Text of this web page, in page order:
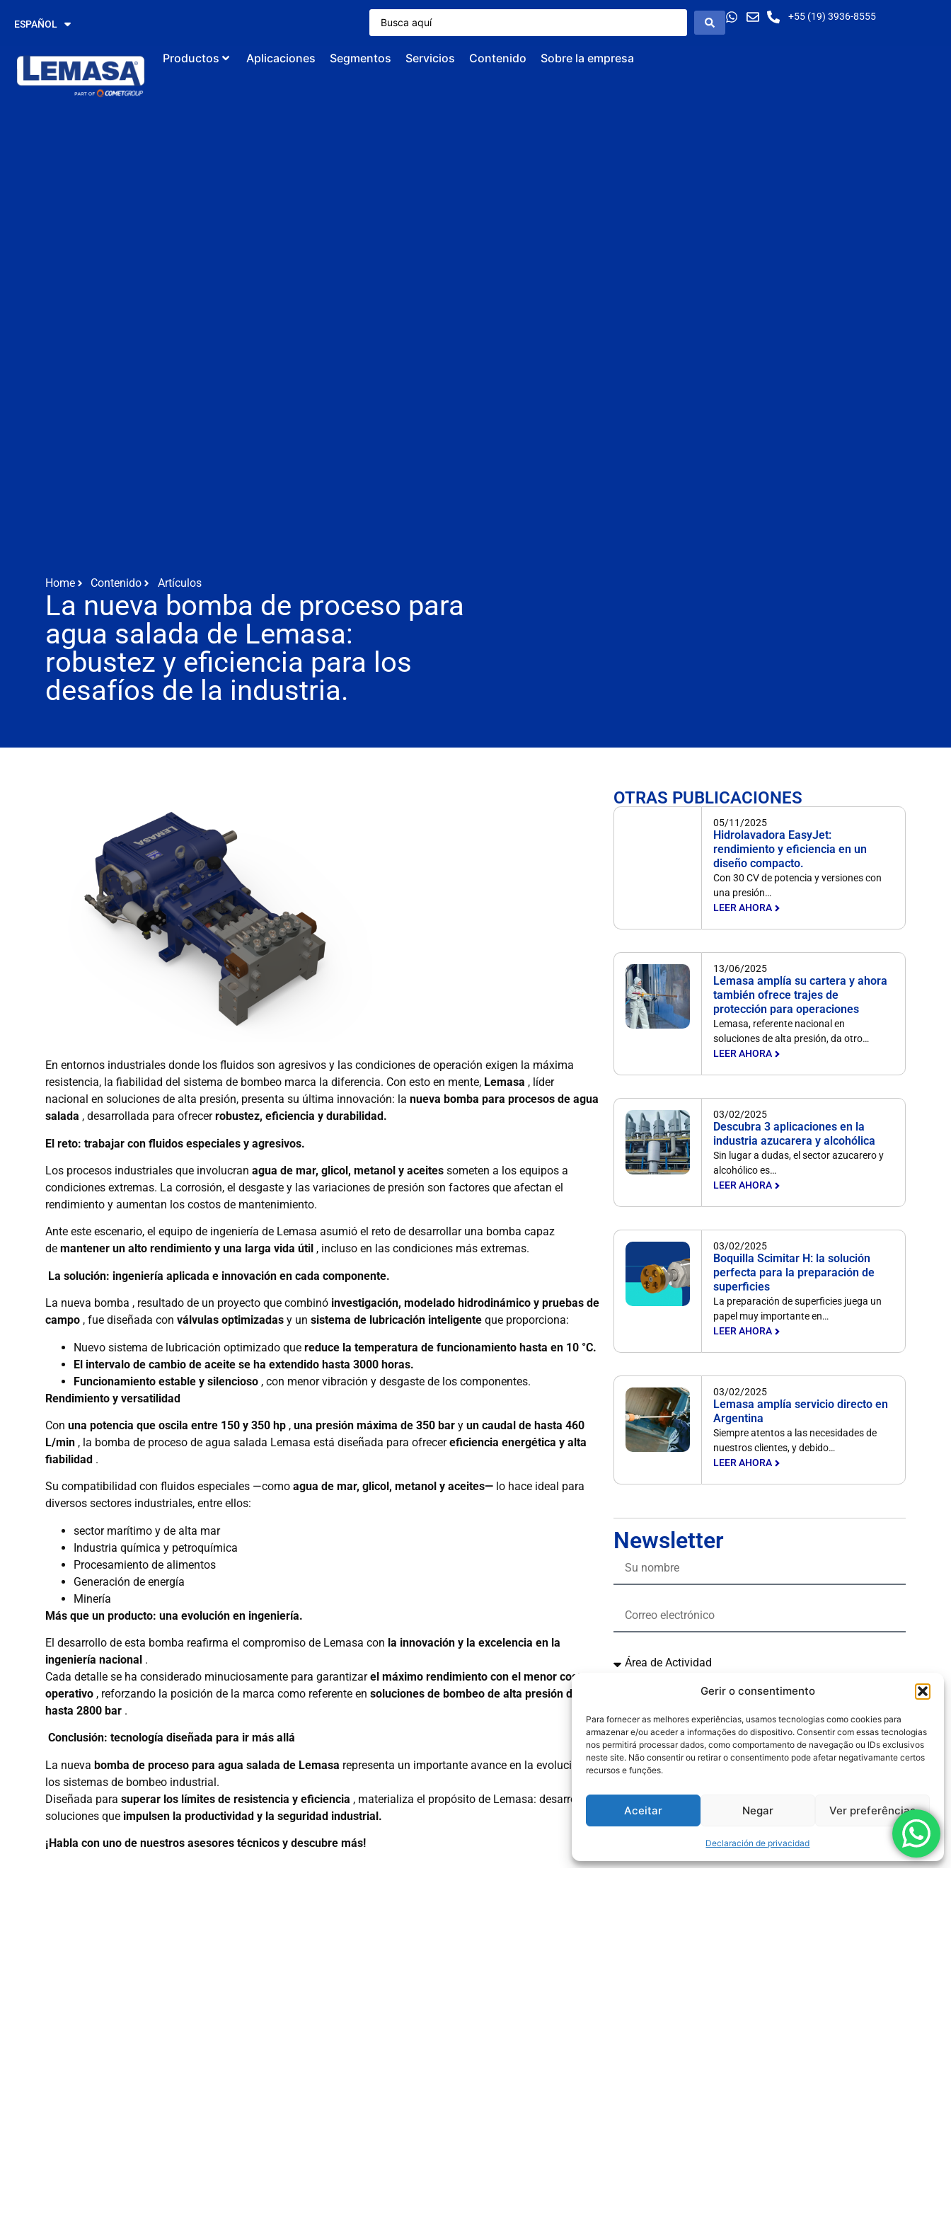
Gerir o consentimento
Para fornecer as melhores experiências, usamos tecnologias como cookies para
armazenar e/ou aceder a informações do dispositivo. Consentir com essas tecnologias
nos permitirá processar dados, como comportamento de navegação ou IDs exclusivos
neste site. Não consentir ou retirar o consentimento pode afetar negativamante certos
recursos e funções.
Aceitar Negar Ver preferências
Declaración de privacidad
ESPAÑOL
ENGLISH
+55 (19) 3936-8555
Productos Aplicaciones Segmentos Servicios Contenido Sobre la empresa
Home Contenido Artículos
La nueva bomba de proceso para
agua salada de Lemasa:
robustez y eficiencia para los
desafíos de la industria.
En entornos industriales donde los fluidos son agresivos y las condiciones de operación exigen la máxima
resistencia, la fiabilidad del sistema de bombeo marca la diferencia. Con esto en mente, Lemasa , líder
nacional en soluciones de alta presión, presenta su última innovación: la nueva bomba para procesos de agua
salada , desarrollada para ofrecerrobustez, eficiencia y durabilidad.
El reto: trabajar con fluidos especiales y agresivos.
Los procesos industriales que involucran agua de mar, glicol, metanol y aceitessometen a los equipos a
condiciones extremas. La corrosión, el desgaste y las variaciones de presión son factores que afectan el
rendimiento y aumentan los costos de mantenimiento.
Ante este escenario, el equipo de ingeniería de Lemasa asumió el reto de desarrollar una bomba capaz
de mantener un alto rendimiento y una larga vida útil , incluso en las condiciones más extremas.
La solución: ingeniería aplicada e innovación en cada componente.
La nueva bomba , resultado de un proyecto que combinó investigación, modelado hidrodinámico y pruebas de
campo, fue diseñada con válvulas optimizadasy un sistema de lubricación inteligenteque proporciona:
Nuevo sistema de lubricación optimizado que reduce la temperatura de funcionamiento hasta en 10 °C.
El intervalo de cambio de aceite se ha extendido hasta 3000 horas.
Funcionamiento estable y silencioso, con menor vibración y desgaste de los componentes.
Rendimiento y versatilidad
Con una potencia que oscila entre 150 y 350 hp, una presión máxima de 350 bary un caudal de hasta 460
L/min, la bomba de proceso de agua salada Lemasa está diseñada para ofrecereficiencia energética y alta
fiabilidad.
Su compatibilidad con fluidos especiales —como agua de mar, glicol, metanol y aceites—lo hace ideal para
diversos sectores industriales, entre ellos:
sector marítimo y de alta mar
Industria química y petroquímica
Procesamiento de alimentos
Generación de energía
Minería
Más que un producto: una evolución en ingeniería.
El desarrollo de esta bomba reafirma el compromiso de Lemasa con la innovación y la excelencia en la
ingeniería nacional.
Cada detalle se ha considerado minuciosamente para garantizarel máximo rendimiento con el menor coste
operativo, reforzando la posición de la marca como referente en soluciones de bombeo de alta presión de
hasta 2800 bar.
Conclusión: tecnología diseñada para ir más allá
La nueva bomba de proceso para agua salada de Lemasa representa un importante avance en la evolución de
los sistemas de bombeo industrial.
Diseñada para superar los límites de resistencia y eficiencia , materializa el propósito de Lemasa: desarrollar
soluciones que impulsen la productividad y la seguridad industrial.
¡Habla con uno de nuestros asesores técnicos y descubre más!
OTRAS PUBLICACIONES
05/11/2025
Hidrolavadora EasyJet:
rendimiento y eficiencia en un
diseño compacto.
Con 30 CV de potencia y versiones con
una presión…
LEER AHORA
13/06/2025
Lemasa amplía su cartera y ahora
también ofrece trajes de
protección para operaciones
Lemasa, referente nacional en
soluciones de alta presión, da otro…
LEER AHORA
03/02/2025
Descubra 3 aplicaciones en la
industria azucarera y alcohólica
Sin lugar a dudas, el sector azucarero y
alcohólico es…
LEER AHORA
03/02/2025
Boquilla Scimitar H: la solución
perfecta para la preparación de
superficies
La preparación de superficies juega un
papel muy importante en…
LEER AHORA
03/02/2025
Lemasa amplía servicio directo en
Argentina
Siempre atentos a las necesidades de
nuestros clientes, y debido…
LEER AHORA
Newsletter
la Política sobre el procesamiento de datos personales.
Enviar